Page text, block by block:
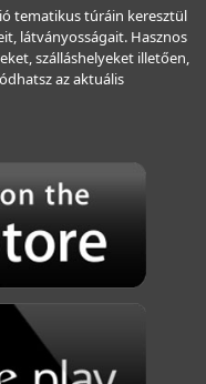
tematikus túráin keresztül
látványosságait. Hasznos
szálláshelyeket illetően,
az aktuális